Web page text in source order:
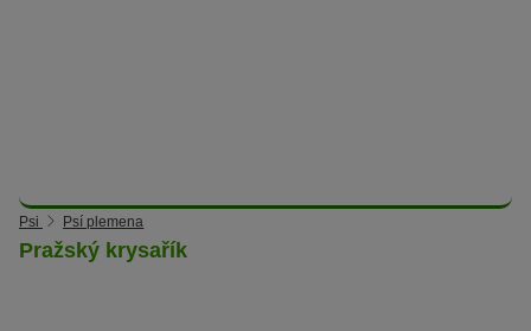
Psi Psí plemena
Pražský krysařík